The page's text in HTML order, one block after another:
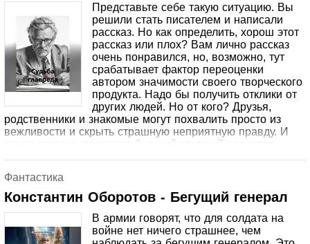
Представьте себе такую ситуацию. Вы
решили стать писателем и написали
рассказ. Но как определить, хорош этот
рассказ или плох? Вам лично рассказ
очень понравился, но, возможно, тут
срабатывает фактор переоценки
автором значимости своего творческого
продукта. Надо бы получить отклики от
других людей. Но от кого? Друзья,
родственники и знакомые могут похвалить просто из
вежливости и скрыть страшную неприятную правду. И
тут на помощь приходит бывший главный редактор,
Фантастика
Константин Оборотов - Бегущий генерал
В армии говорят, что для солдата на
войне нет ничего страшнее, чем